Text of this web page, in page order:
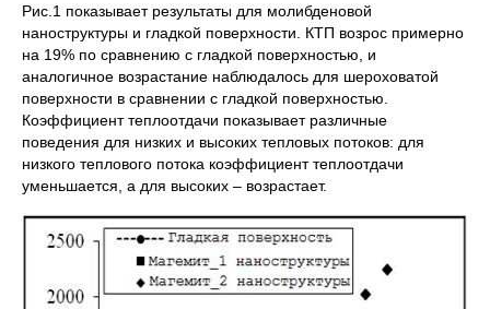
Рис.1 показывает результаты для молибденовой
наноструктуры и гладкой поверхности. КТП возрос примерно
на 19% по сравнению с гладкой поверхностью, и
аналогичное возрастание наблюдалось для шероховатой
поверхности в сравнении с гладкой поверхностью.
Коэффициент теплоотдачи показывает различные
поведения для низких и высоких тепловых потоков: для
низкого теплового потока коэффициент теплоотдачи
уменьшается, а для высоких – возрастает.